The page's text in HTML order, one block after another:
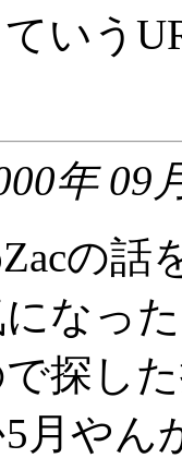
いう
年 09
の
なっ
探し
月やん